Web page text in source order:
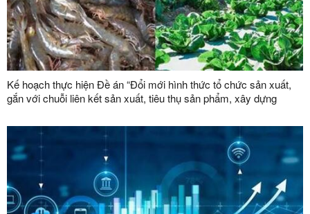
Kế hoạch thực hiện Đề án “Đổi mới hình thức tổ chức sản xuất,
gắn với chuỗi liên kết sản xuất, tiêu thụ sản phẩm, xây dựng
2030”